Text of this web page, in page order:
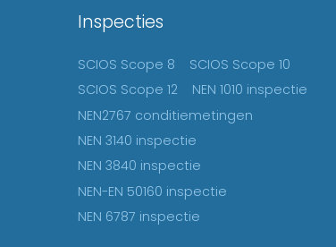
Inspecties
SCIOS Scope 8
SCIOS Scope 10
SCIOS Scope 12
NEN 1010 inspectie
NEN2767 conditiemetingen
NEN 3140 inspectie
NEN 3840 inspectie
NEN-EN 50160 inspectie
NEN 6787 inspectie